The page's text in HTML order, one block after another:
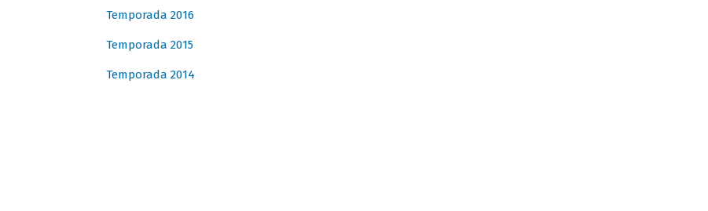
Temporada 2016
Temporada 2015
Temporada 2014